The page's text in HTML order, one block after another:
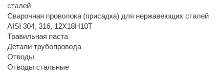
сталей
Сварочная проволока (присадка) для нержавеющих сталей
AISI 304, 316, 12Х18Н10Т
Травильная паста
Детали трубопровода
Отводы
Отводы стальные